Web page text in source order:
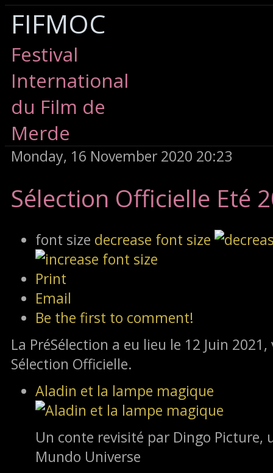
FIFMOC
Festival
International
du Film de
Merde
Monday, 16 November 2020 20:23
Sélection Officielle Eté
font size decrease font size
Print
Email
Be the first to comment!
La PréSélection a eu lieu le 12 Juin
Sélection Officielle.
Aladin et la lampe magique
Un conte revisité par Dingo Picture,
Mundo Universe